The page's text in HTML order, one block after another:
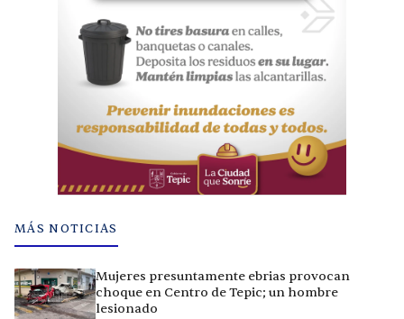
MÁS NOTICIAS
Mujeres presuntamente ebrias provocan
choque en Centro de Tepic; un hombre
lesionado